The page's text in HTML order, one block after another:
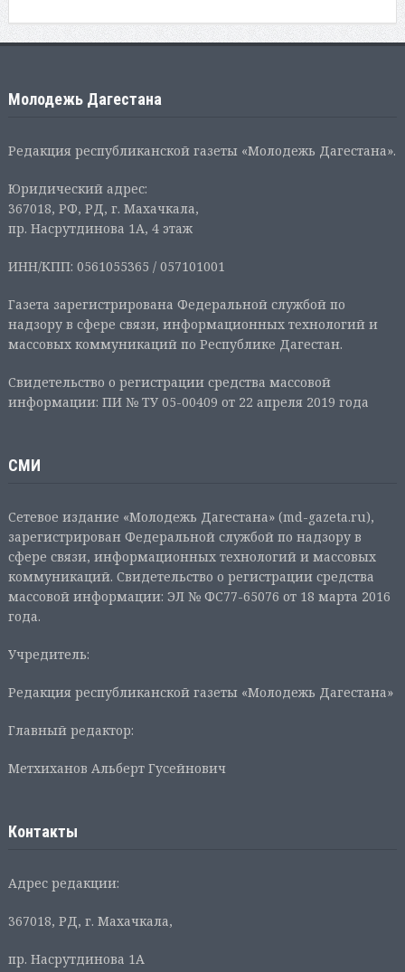
Молодежь Дагестана
Редакция республиканской газеты «Молодежь Дагестана».
Юридический адрес:
367018, РФ, РД, г. Махачкала,
пр. Насрутдинова 1А, 4 этаж
ИНН/КПП: 0561055365 / 057101001
Газета зарегистрирована Федеральной службой по
надзору в сфере связи, информационных технологий и
массовых коммуникаций по Республике Дагестан.
Свидетельство о регистрации средства массовой
информации: ПИ № ТУ 05-00409 от 22 апреля 2019 года
СМИ
Сетевое издание «Молодежь Дагестана» (md-gazeta.ru),
зарегистрирован Федеральной службой по надзору в
сфере связи, информационных технологий и массовых
коммуникаций. Свидетельство о регистрации средства
массовой информации: ЭЛ № ФС77-65076 от 18 марта 2016
года.
Учредитель:
Редакция республиканской газеты «Молодежь Дагестана»
Главный редактор:
Метхиханов Альберт Гусейнович
Контакты
Адрес редакции:
367018, РД, г. Махачкала,
пр. Насрутдинова 1А